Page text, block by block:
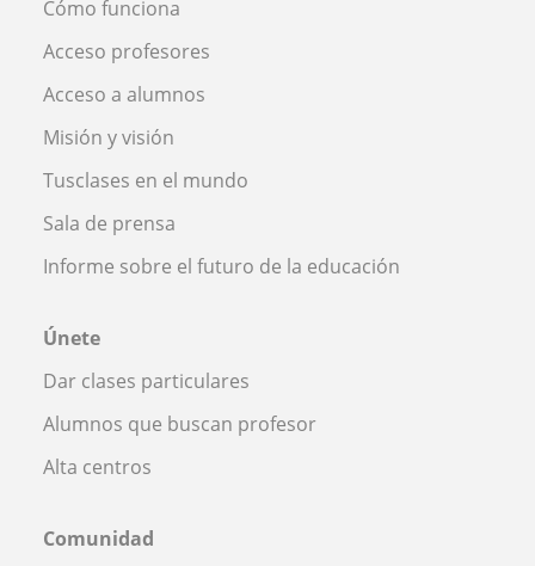
Cómo funciona
Acceso profesores
Acceso a alumnos
Misión y visión
Tusclases en el mundo
Sala de prensa
Informe sobre el futuro de la educación
Únete
Dar clases particulares
Alumnos que buscan profesor
Alta centros
Comunidad